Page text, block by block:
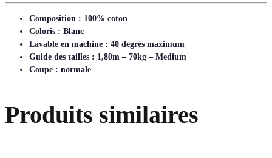
Composition : 100% coton
Coloris : Blanc
Lavable en machine : 40 degrés maximum
Guide des tailles : 1,80m – 70kg – Medium
Coupe : normale
Produits similaires